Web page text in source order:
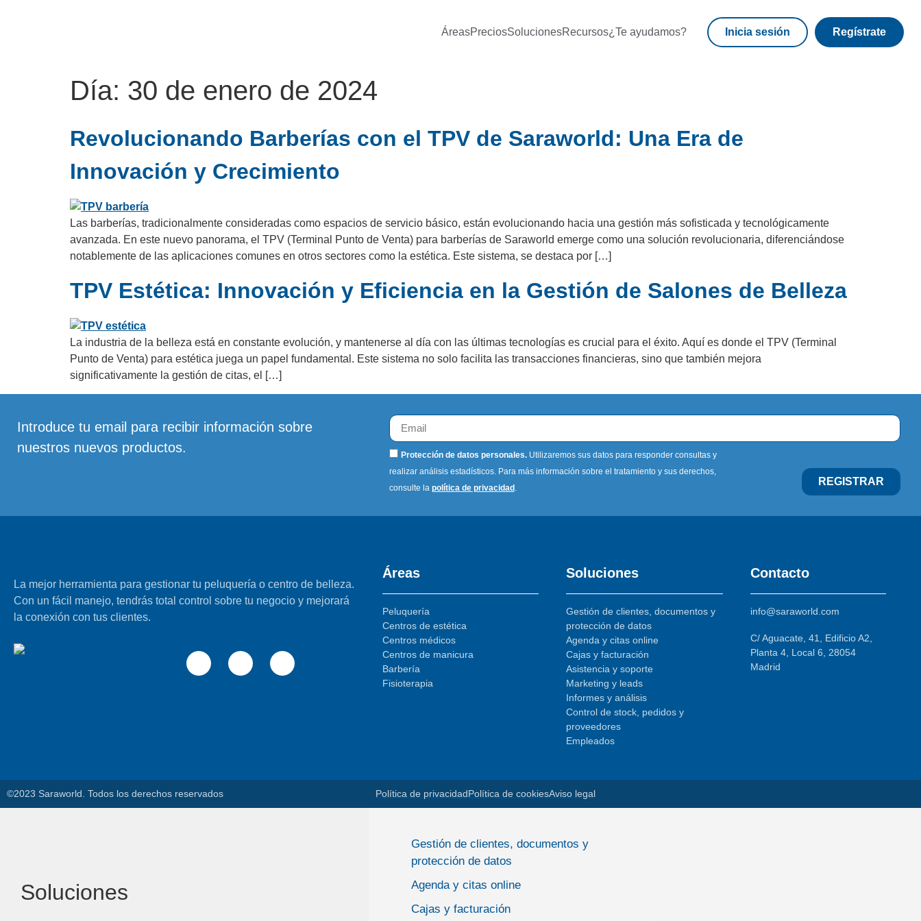
ÁreasPreciosSolucionesRecursos¿Te ayudamos? Inicia sesión Regístrate
Día: 30 de enero de 2024
Revolucionando Barberías con el TPV de Saraworld: Una Era de
Innovación y Crecimiento
Las barberías, tradicionalmente consideradas como espacios de servicio básico, están evolucionando hacia una gestión más sofisticada y tecnológicamente
avanzada. En este nuevo panorama, el TPV (Terminal Punto de Venta) para barberías de Saraworld emerge como una solución revolucionaria, diferenciándose
notablemente de las aplicaciones comunes en otros sectores como la estética. Este sistema, se destaca por […]
TPV Estética: Innovación y Eficiencia en la Gestión de Salones de Belleza
La industria de la belleza está en constante evolución, y mantenerse al día con las últimas tecnologías es crucial para el éxito. Aquí es donde el TPV (Terminal
Punto de Venta) para estética juega un papel fundamental. Este sistema no solo facilita las transacciones financieras, sino que también mejora
significativamente la gestión de citas, el […]
Introduce tu email para recibir información sobre
nuestros nuevos productos.
Protección de datos personales.Utilizaremos sus datos para responder consultas y
realizar análisis estadísticos. Para más información sobre el tratamiento y sus derechos,
consulte la política de privacidad .
REGISTRAR
La mejor herramienta para gestionar tu peluquería o centro de belleza.
Con un fácil manejo, tendrás total control sobre tu negocio y mejorará
la conexión con tus clientes.
Áreas
Peluquería
Centros de estética
Centros médicos
Centros de manicura
Barbería
Fisioterapia
Soluciones
Gestión de clientes, documentos y
protección de datos
Agenda y citas online
Cajas y facturación
Asistencia y soporte
Marketing y leads
Informes y análisis
Control de stock, pedidos y
proveedores
Empleados
Contacto
info@saraworld.com
C/ Aguacate, 41, Edificio A2,
Planta 4, Local 6, 28054
Madrid
©2023 Saraworld. Todos los derechos reservados Política de privacidadPolítica de cookiesAviso legal
Soluciones
Gestión de clientes, documentos y
protección de datos
Agenda y citas online
Cajas y facturación